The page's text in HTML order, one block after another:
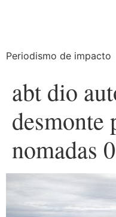
Periodismo de impacto
abt dio
desmonte
nomadas